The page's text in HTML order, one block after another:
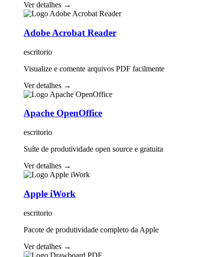
Ver detalhes →
Adobe Acrobat Reader
escritorio
Visualize e comente arquivos PDF facilmente
Ver detalhes →
Apache OpenOffice
escritorio
Suíte de produtividade open source e gratuita
Ver detalhes →
Apple iWork
escritorio
Pacote de produtividade completo da Apple
Ver detalhes →